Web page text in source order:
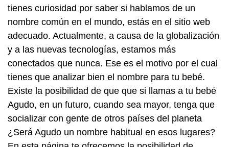
tienes curiosidad por saber si hablamos de un
nombre común en el mundo, estás en el sitio web
adecuado. Actualmente, a causa de la globalización
y a las nuevas tecnologías, estamos más
conectados que nunca. Ese es el motivo por el cual
tienes que analizar bien el nombre para tu bebé.
Existe la posibilidad de que que si llamas a tu bebé
Agudo, en un futuro, cuando sea mayor, tenga que
socializar con gente de otros países del planeta
¿Será Agudo un nombre habitual en esos lugares?